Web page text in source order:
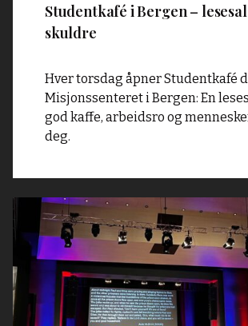
Studentkafé i Bergen –
skuldre
Hver torsdag åpner Studentkafé
Misjonssenteret i Bergen: En
god kaffe, arbeidsro og
deg.
Read
article
"Bønn
i
bevegelse
hva